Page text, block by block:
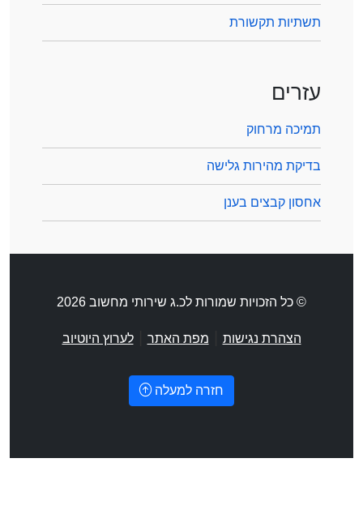
תשתיות תקשורת
עזרים
תמיכה מרחוק
בדיקת מהירות גלישה
אחסון קבצים בענן
© כל הזכויות שמורות לכ.ג שירותי מחשוב 2026
הצהרת נגישות מפת האתר |לערוץ היוטיוב
חזרה למעלה